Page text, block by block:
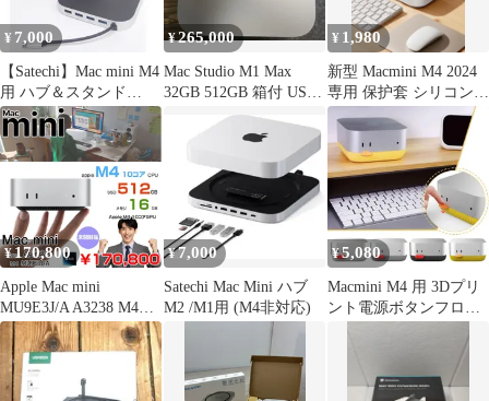
¥ 7,000
【Satechi】Mac mini M4
用 ハブ＆スタンド
NVMe SSDケース搭載
ドッキングステーショ
ン シルバー
260803W011
¥265,000
Mac Studio M1 Max
32GB 512GB 箱付 USB-
¥ 1,980
新型 Macmini M4 2024
専用 保护套 シリコンケ
ース 防塵 耐衝撃
¥170,800
Apple Mac mini
MU9E3J/A A3238 M4
2024 手のひらサイズ小
型デスク [Apple M4 10
コア メモリ16GB
SSD512GB 無線 BT シ
¥7,000
Satechi Mac Mini ハブ
M2 /M1用 (M4非対応)
¥5,080
Macmini M4 用 3Dプリ
ント電源ボタンフロン